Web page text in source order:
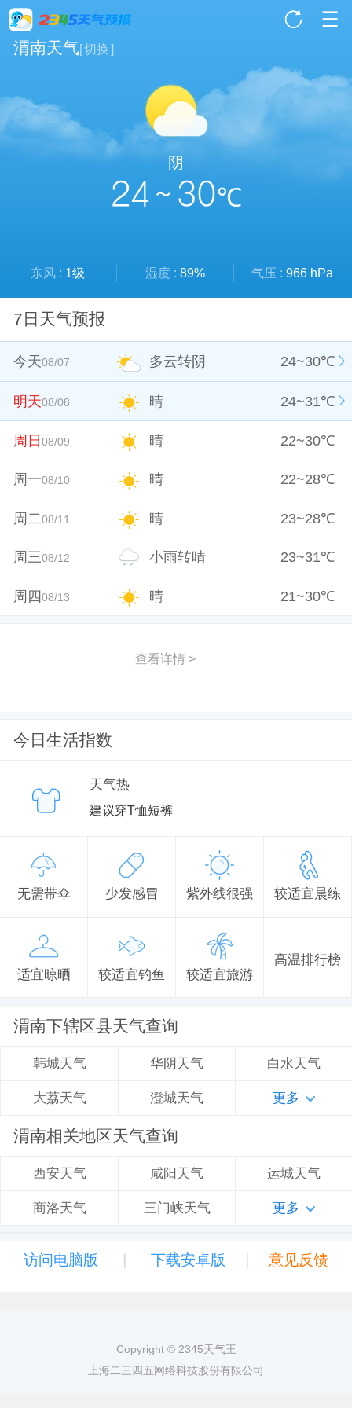
渭南天气[切换]
阴
24 ~ 30℃
东风 : 1级 湿度 : 89% 气压 : 966 hPa
7日天气预报
今天08/07 多云转阴 24~30℃
明天08/08 晴 24~31℃
周日08/09 晴 22~30℃
周一08/10 晴 22~28℃
周二08/11 晴 23~28℃
周三08/12 小雨转晴 23~31℃
周四08/13 晴 21~30℃
查看详情 >
今日生活指数
天气热
建议穿T恤短裤
无需带伞 少发感冒 紫外线很强 较适宜晨练
适宜晾晒 较适宜钓鱼 较适宜旅游
高温排行榜
渭南下辖区县天气查询
韩城天气 华阴天气 白水天气
大荔天气 澄城天气 更多
渭南相关地区天气查询
西安天气 咸阳天气 运城天气
商洛天气 三门峡天气 更多
访问电脑版 | 下载安卓版 | 意见反馈
Copyright © 2345天气王
上海二三四五网络科技股份有限公司